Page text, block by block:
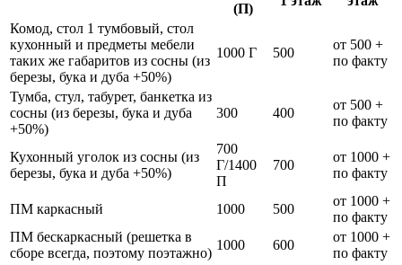
(П)
Комод, стол 1 тумбовый, стол
кухонный и предметы мебели
таких же габаритов из сосны (из
березы, бука и дуба +50%)
1000 Г 500
от 500 +
по факту
Тумба, стул, табурет, банкетка из
сосны (из березы, бука и дуба
+50%)
300 400
от 500 +
по факту
Кухонный уголок из сосны (из
березы, бука и дуба +50%)
700
Г/1400
П
700
от 1000 +
по факту
ПМ каркасный 1000 500
от 1000 +
по факту
ПМ бескаркасный (решетка в
сборе всегда, поэтому поэтажно)
1000 600
от 1000 +
по факту